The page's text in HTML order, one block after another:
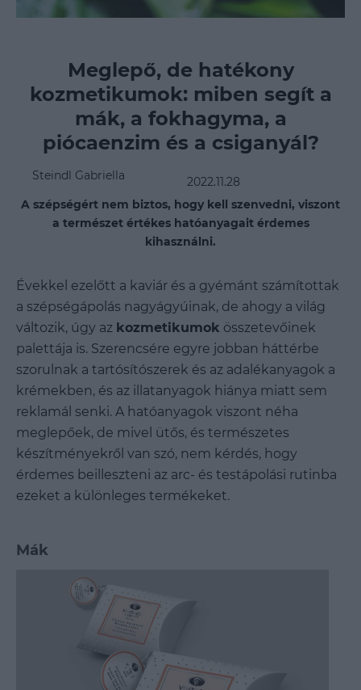
Meglepő, de hatékony
kozmetikumok: miben segít a
mák, a fokhagyma, a
piócaenzim és a csiganyál?
Steindl Gabriella
2022.11.28
A szépségért nem biztos, hogy kell szenvedni, viszont
a természet értékes hatóanyagait érdemes
kihasználni.
Évekkel ezelőtt a kaviár és a gyémánt számítottak
a szépségápolás nagyágyúinak, de ahogy a világ
változik, úgy az kozmetikumok összetevőinek
palettája is. Szerencsére egyre jobban háttérbe
szorulnak a tartósítószerek és az adalékanyagok a
krémekben, és az illatanyagok hiánya miatt sem
reklamál senki. A hatóanyagok viszont néha
meglepőek, de mivel ütős, és természetes
készítményekről van szó, nem kérdés, hogy
érdemes beilleszteni az arc- és testápolási rutinba
ezeket a különleges termékeket.
Mák